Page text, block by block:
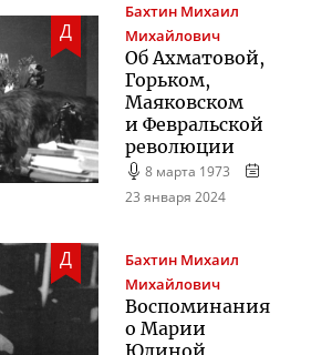
Д
Бахтин Михаил
Михайлович
Об Ахматовой,
Горьком,
Маяковском
и Февральской
революции
8 марта 1973
23 января 2024
Д Бахтин Михаил
Михайлович
Воспоминания
о Марии